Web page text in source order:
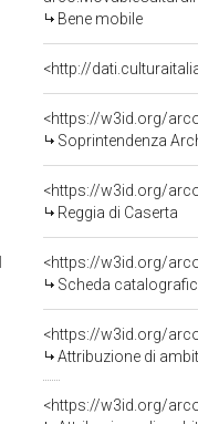
Bene mobile
<http://
<https://w3id.org/
Soprintendenza
<https://w3id.org/
Reggia di Caserta
<https://w3id.org/
Scheda
<https://w3id.org/
Attribuzione di
<https://w3id.org/